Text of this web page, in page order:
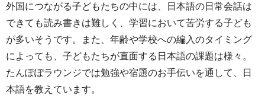
外国につながる子どもたちの中には、日本語の日常会話は
できても読み書きは難しく、学習において苦労する子ども
が多いそうです。また、年齢や学校への編入のタイミング
によっても、子どもたちが直面する日本語の課題は様々。
たんぽぽラウンジでは勉強や宿題のお手伝いを通して、日
本語を教えています。